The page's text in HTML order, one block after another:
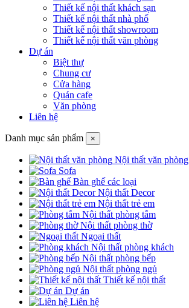
Thiết kế nội thất khách sạn
Thiết kế nội thất nhà phố
Thiết kế nội thất showroom
Thiết kế nội thất văn phòng
Dự án
Biệt thự
Chung cư
Cửa hàng
Quán cafe
Văn phòng
Liên hệ
Danh mục sản phẩm ×
Nội thất văn phòng
Sofa
Bàn ghế các loại
Nội thất Decor
Nội thất trẻ em
Nội thất phòng tắm
Nội thất phòng thờ
Ngoại thất
Nội thất phòng khách
Nội thất phòng bếp
Nội thất phòng ngủ
Thiết kế nội thất
Dự án
Liên hệ